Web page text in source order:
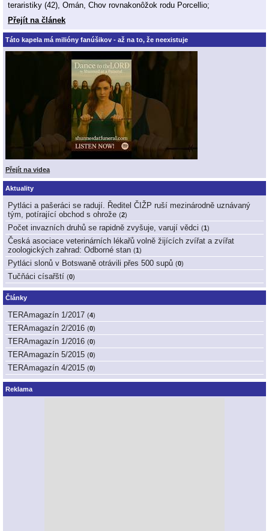
teraristiky (42), Omán, Chov rovnakonôžok rodu Porcellio;
Přejít na článek
Táto kapela má milióny fanúšikov - až na to, že neexistuje
Přejít na videa
Aktuality
Pytláci a pašeráci se radují. Ředitel ČIŽP ruší mezinárodně uznávaný
tým, potírající obchod s ohrože (2)
Počet invazních druhů se rapidně zvyšuje, varují vědci (1 )
Česká asociace veterinárních lékařů volně žijících zvířat a zvířat
zoologických zahrad: Odborné stan (1 )
Pytláci slonů v Botswaně otrávili přes 500 supů (0)
Tučňáci císařští (0)
Články
TERAmagazín 1/2017 (4)
TERAmagazín 2/2016 (0)
TERAmagazín 1/2016 (0)
TERAmagazín 5/2015 (0)
TERAmagazín 4/2015 (0)
Reklama